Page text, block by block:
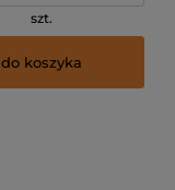
szt.
do koszyka